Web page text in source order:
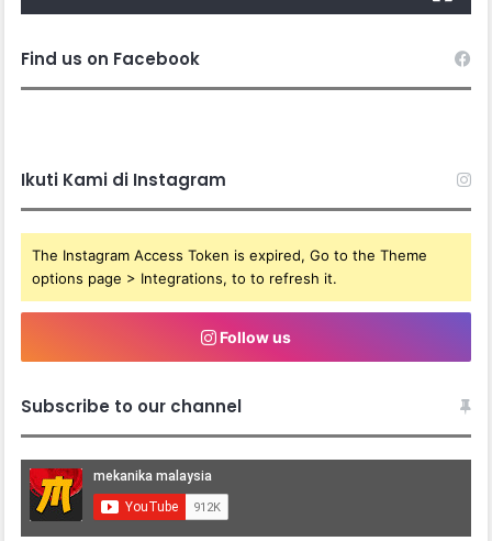
Find us on Facebook
Ikuti Kami di Instagram
The Instagram Access Token is expired, Go to the Theme
options page > Integrations, to to refresh it.
Follow us
Subscribe to our channel